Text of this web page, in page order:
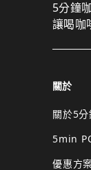
5分鐘
讓喝咖
關於
關於5
5min
優惠方